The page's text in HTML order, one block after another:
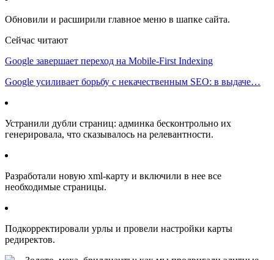
Обновили и расширили главное меню в шапке сайта.
Сейчас читают
Google завершает переход на Mobile-First Indexing
Google усиливает борьбу с некачественным SEO: в выдаче…
Устранили дубли страниц: админка бесконтрольно их
генерировала, что сказывалось на релевантности.
Разработали новую xml-карту и включили в нее все
необходимые страницы.
Подкорректировали урлы и провели настройки карты
редиректов.